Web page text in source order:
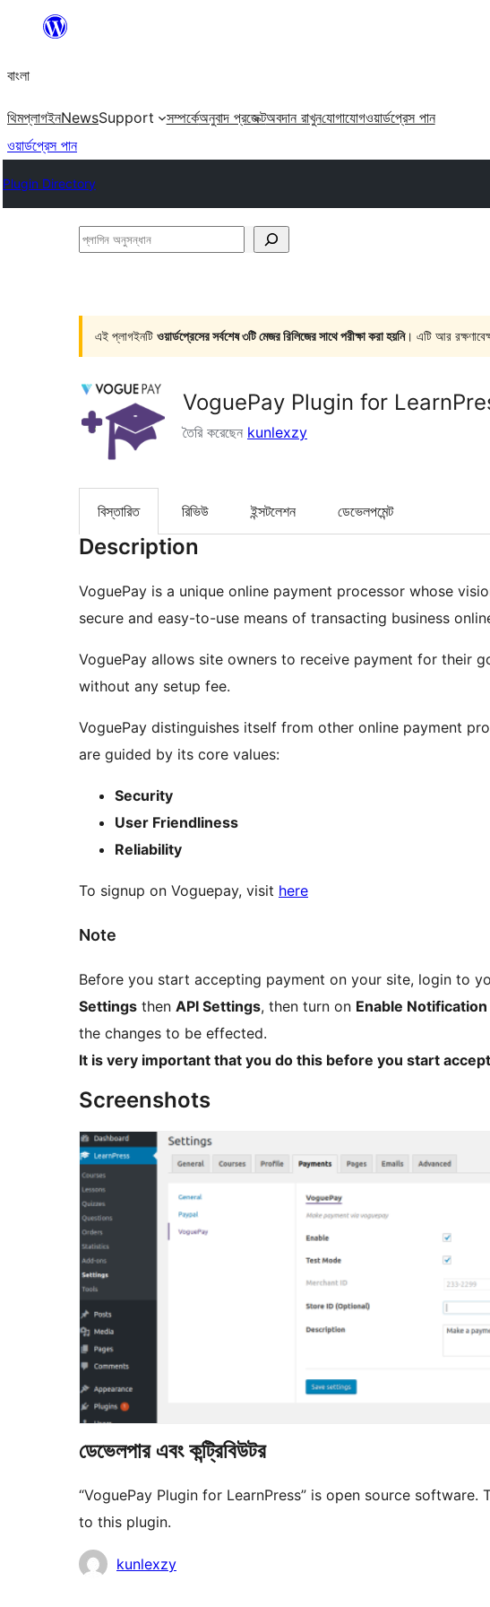
যান
বাংলা
থিমপ্লাগইনNewsSupport সম্পর্কেঅনুবাদ প্রজেক্টঅবদান রাখুনযোগাযোগওয়ার্ডপ্রেস পান
ওয়ার্ডপ্রেস পান
Plugin Directory
প্লাগিন
এই প্লাগইনটি ওয়ার্ডপ্রেসের সর্বশেষ ৩টি মেজর রিলিজের সাথে পরীক্ষা করা হয়নি। এটি আর
VoguePay Plugin for
তৈরি করেছেন kunlexzy
বিস্তারিত রিভিউ ইন্সটলেশন ডেভেলপমেন্ট
Description
VoguePay is a unique online payment processor whose
secure and easy-to-use means of transacting business
VoguePay allows site owners to receive payment for their
without any setup fee.
VoguePay distinguishes itself from other online payment
are guided by its core values:
Security
User Friendliness
Reliability
To signup on Voguepay, visit here
Note
Before you start accepting payment on your site, login to
Settings then API Settings, then turn on Enable Notification
the changes to be effected.
It is very important that you do this before you start
Screenshots
ডেভেলপার এবং কন্ট্রিবিউটর
“VoguePay Plugin for LearnPress” is open source
to this plugin.
কন্ট্রিবিউটরkunlexzy